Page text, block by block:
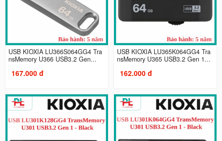
USB KIOXIA LU366S064GG4 Tra
nsMemory U366 USB3.2 Gen...
167.000 đ
USB KIOXIA LU365K064GG4 Tra
nsMemory U365 USB3.2 Gen 1...
162.000 đ